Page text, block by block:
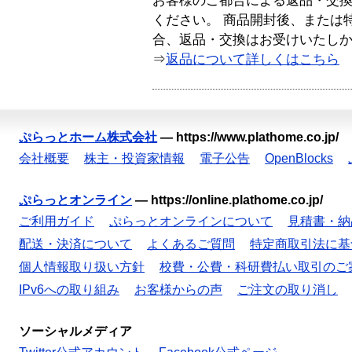
ください。 商品開封後、または
合、返品・交換はお受けいたし
⇒返品について詳しくはこちら
ぷらっとホーム株式会社 — https://www.plathome.co.jp/
会社概要
株主・投資家情報 電子公告 OpenBlocks
ぷらっとオンライン — https://online.plathome.co.jp/
ご利用ガイド
ぷらっとオンラインについて
見積書・
配送・決済について
よくあるご質問
特定商取引法に
個人情報取り扱い方針
校費・公費・科研費払い取引のご
IPv6への取り組み
お客様からの声 ご注文の取り消し
ソーシャルメディア